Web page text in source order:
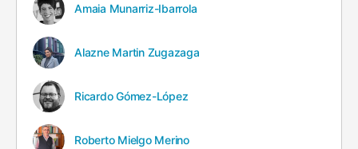
Amaia Munarriz-Ibarrola
Alazne Martin Zugazaga
Ricardo Gómez-López
Roberto Mielgo Merino